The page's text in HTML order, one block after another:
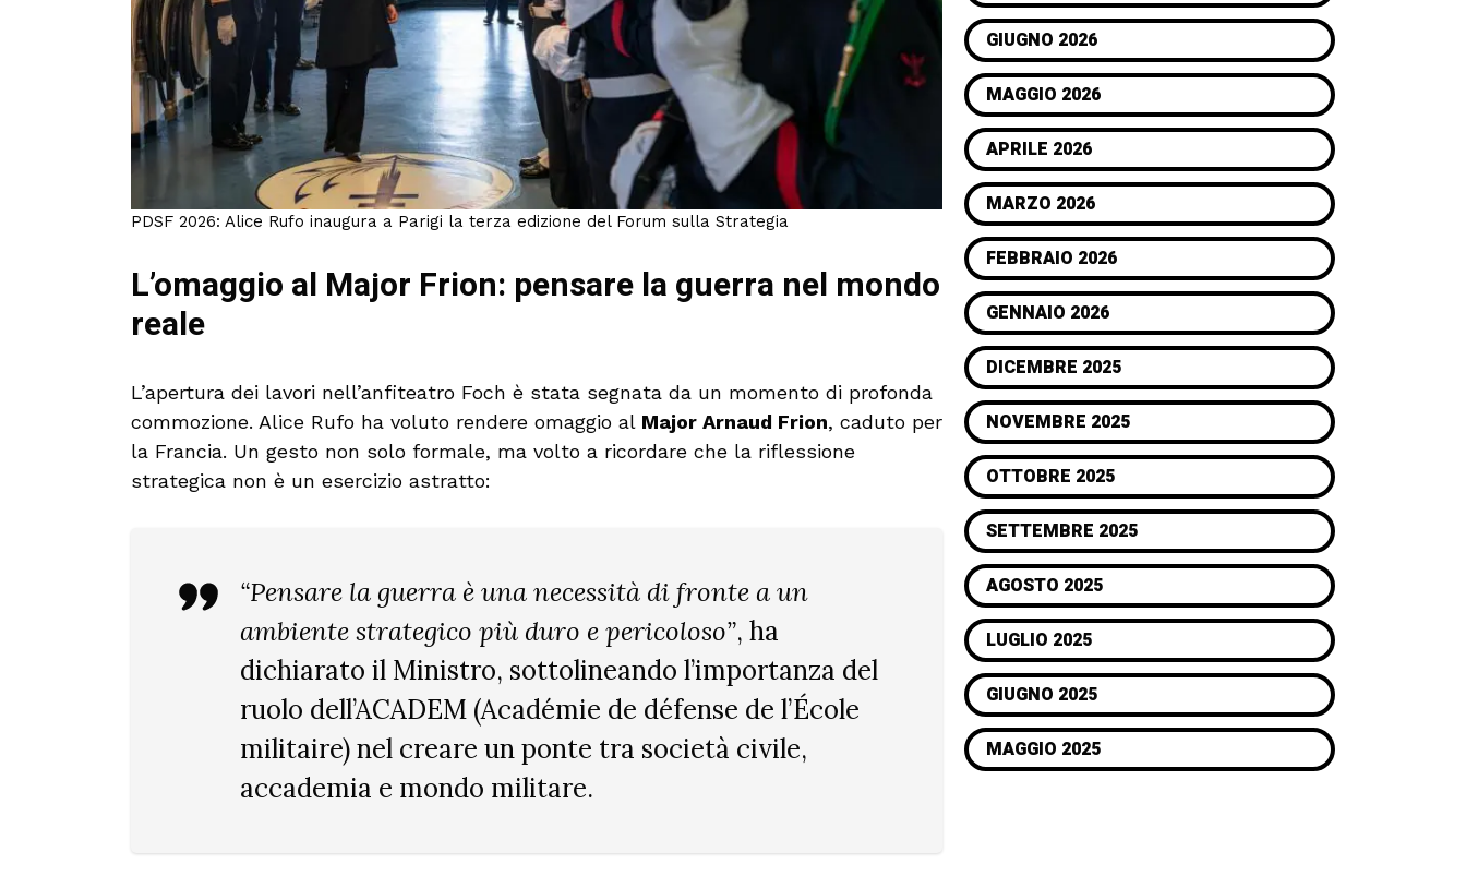
PDSF 2026: Alice Rufo inaugura a Parigi la terza edizione del Forum sulla Strategia
L’omaggio al Major Frion: pensare la guerra nel mondo
reale
L’apertura dei lavori nell’anfiteatro Foch è stata segnata da un momento di profonda
commozione. Alice Rufo ha voluto rendere omaggio al Major Arnaud Frion, caduto per
la Francia. Un gesto non solo formale, ma volto a ricordare che la riflessione
strategica non è un esercizio astratto:
“Pensare la guerra è una necessità di fronte a un
ambiente strategico più duro e pericoloso”, ha
dichiarato il Ministro, sottolineando l’importanza del
ruolo dell’ACADEM (Académie de défense de l’École
militaire) nel creare un ponte tra società civile,
accademia e mondo militare.
GIUGNO 2026
MAGGIO 2026
APRILE 2026
MARZO 2026
FEBBRAIO 2026
GENNAIO 2026
DICEMBRE 2025
NOVEMBRE 2025
OTTOBRE 2025
SETTEMBRE 2025
AGOSTO 2025
LUGLIO 2025
GIUGNO 2025
MAGGIO 2025